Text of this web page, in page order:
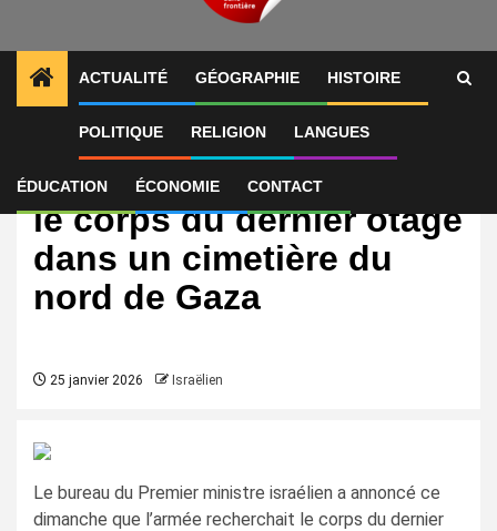
ACTUALITÉ GÉOGRAPHIE HISTOIRE
POLITIQUE RELIGION LANGUES
ÉDUCATION ÉCONOMIE CONTACT
International
Israël : l’armée recherche
le corps du dernier otage
dans un cimetière du
nord de Gaza
25 janvier 2026 Israëlien
Le bureau du Premier ministre israélien a annoncé ce
dimanche que l’armée recherchait le corps du dernier